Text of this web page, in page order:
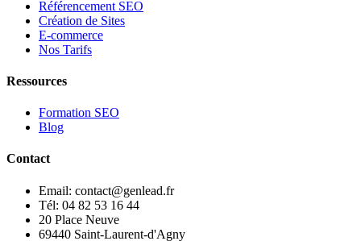
Référencement SEO
Création de Sites
E-commerce
Nos Tarifs
Ressources
Formation SEO
Blog
Contact
Email: contact@genlead.fr
Tél: 04 82 53 16 44
20 Place Neuve
69440 Saint-Laurent-d'Agny